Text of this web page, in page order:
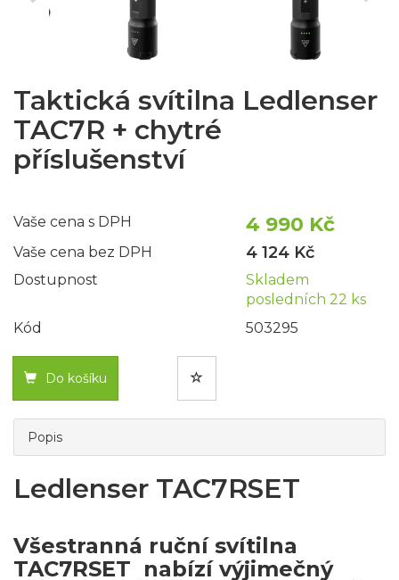
Taktická svítilna Ledlenser
TAC7R + chytré
příslušenství
Vaše cena s DPH 4 990 Kč
Vaše cena bez DPH 4 124 Kč
Dostupnost
Skladem
posledních 22 ks
Kód
503295
Do košíku
Popis
Ledlenser TAC7RSET
Všestranná ruční svítilna
TAC7RSET nabízí výjimečný